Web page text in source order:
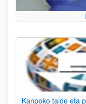
Kanpoko talde eta